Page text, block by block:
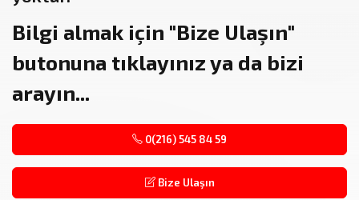
Bilgi almak için "Bize Ulaşın"
butonuna tıklayınız ya da bizi
arayın...
0(216) 545 84 59
Bize Ulaşın